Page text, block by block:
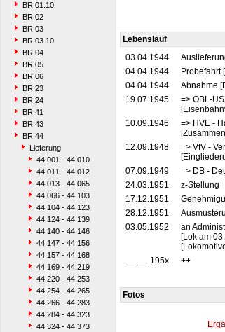
BR 01.10
BR 02
BR 03
BR 03.10
BR 04
BR 05
BR 06
BR 23
BR 24
BR 41
BR 43
BR 44
Lieferung
44 001 - 44 010
44 011 - 44 012
44 013 - 44 065
44 066 - 44 103
44 104 - 44 123
44 124 - 44 139
44 140 - 44 146
44 147 - 44 156
44 157 - 44 168
44 169 - 44 219
44 220 - 44 253
44 254 - 44 265
44 266 - 44 283
44 284 - 44 323
44 324 - 44 373
Lebenslauf
03.04.1944
04.04.1944
Probefahrt
04.04.1944
Abnahme
19.07.1945
=> OBL-
10.09.1946
=> HVE -
12.09.1948
=> VfV -
07.09.1949
=> DB -
24.03.1951
z-Stellung
17.12.1951
28.12.1951
03.05.1952
an
[Lok am
__.__.195x
++
Fotos